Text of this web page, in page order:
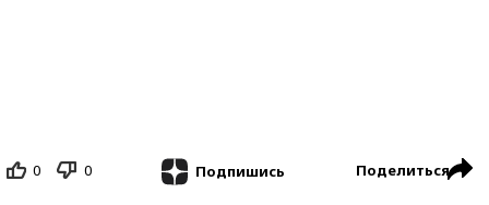
0 0 Подпишись Поделиться